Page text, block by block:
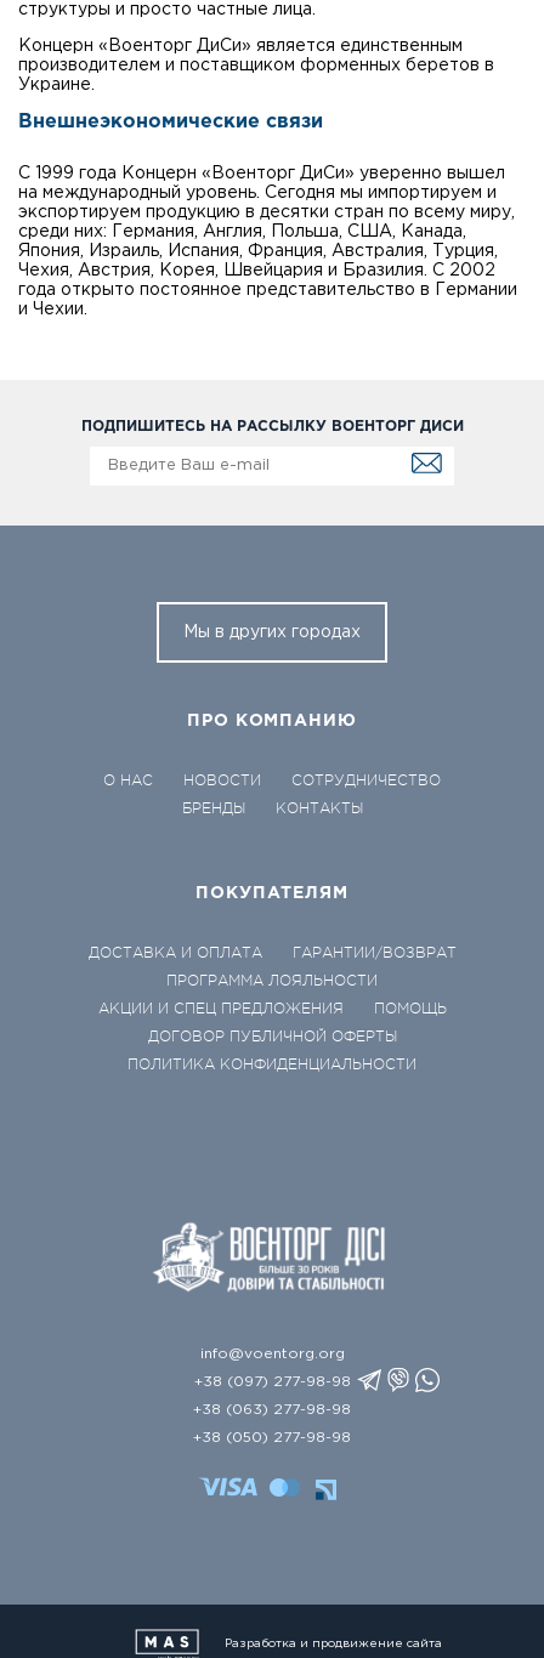
структуры и просто частные лица.
Концерн «Военторг ДиСи» является единственным
производителем и поставщиком форменных беретов в
Украине.
Внешнеэкономические связи
С 1999 года Концерн «Военторг ДиСи» уверенно вышел
на международный уровень. Сегодня мы импортируем и
экспортируем продукцию в десятки стран по всему миру,
среди них: Германия, Англия, Польша, США, Канада,
Япония, Израиль, Испания, Франция, Австралия, Турция,
Чехия, Австрия, Корея, Швейцария и Бразилия. С 2002
года открыто постоянное представительство в Германии
и Чехии.
ПОДПИШИТЕСЬ НА РАССЫЛКУ ВОЕНТОРГ ДИСИ
Мы в других городах
ПРО КОМПАНИЮ
О НАС НОВОСТИ
СОТРУДНИЧЕСТВО
БРЕНДЫ
КОНТАКТЫ
ПОКУПАТЕЛЯМ
ДОСТАВКА И ОПЛАТА
ГАРАНТИИ/ВОЗВРАТ
ПРОГРАММА ЛОЯЛЬНОСТИ
АКЦИИ И СПЕЦ ПРЕДЛОЖЕНИЯ
ПОМОЩЬ
ДОГОВОР ПУБЛИЧНОЙ ОФЕРТЫ
ПОЛИТИКА КОНФИДЕНЦИАЛЬНОСТИ
info@voentorg.org
+38 (097) 277-98-98
+38 (063) 277-98-98
+38 (050) 277-98-98
Разработка и продвижение сайта